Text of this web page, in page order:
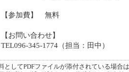
【参加費】 無料
【お問い合わせ】
TEL096-345-1774（担当：田中）
としてPDFファイルが添付されている場合は